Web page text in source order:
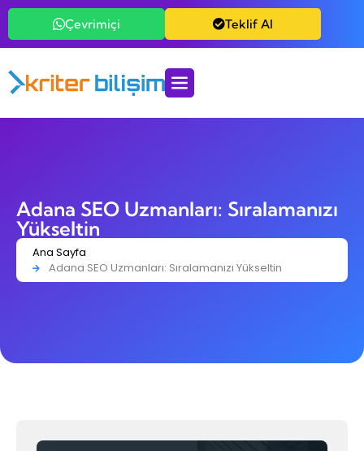
Çevrimiçi Teklif Al
Ana Sayfa
Adana SEO Uzmanları: Sıralamanızı Yükseltin
Adana SEO Uzmanları: Sıralamanızı
Yükseltin